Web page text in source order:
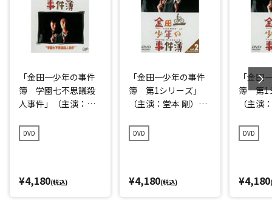
「金田一少年の事件
簿 学園七不思議殺
人事件」（主演：堂
DVD
¥4,180(税込)
「金田一少年の事件
簿 第1シリーズ」
（主演：堂本 剛）VO
DVD
¥4,180(税込)
「金田
簿 第1
（主演
DVD
¥4,180